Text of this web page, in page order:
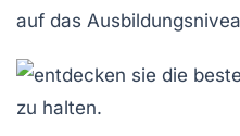
auf das